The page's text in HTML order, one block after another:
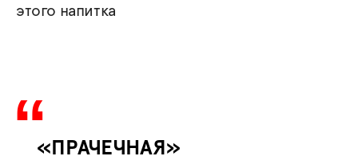
этого напитка
«ПРАЧЕЧНАЯ»